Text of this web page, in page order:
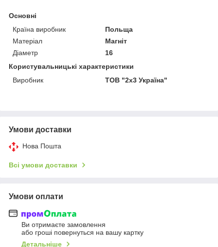
Основні
Країна виробник
Польща
Матеріал
Магніт
Діаметр
16
Користувальницькі характеристики
Виробник
ТОВ "2х3 Україна"
Умови доставки
Нова Пошта
Всі умови доставки
Умови оплати
Ви отримаєте замовлення
або гроші повернуться на вашу картку
Детальніше